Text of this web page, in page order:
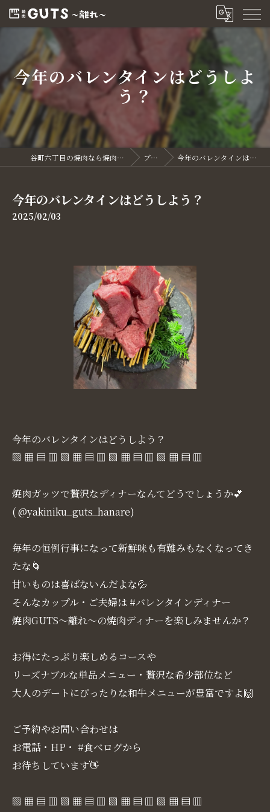
今年のバレンタインはどうしよ
う？
谷町六丁目の焼肉なら焼肉GUTS～離れ～ ブログ 今年のバレンタインはどうしよう？
今年のバレンタインはどうしよう？
2025/02/03
今年のバレンタインはどうしよう？
▧ ▦ ▤ ▥ ▧ ▦ ▤ ▥ ▧ ▦ ▤ ▥ ▧ ▦ ▤ ▥
焼肉ガッツで贅沢なディナーなんてどうでしょうか💕
( @yakiniku_guts_hanare)
毎年の恒例行事になって新鮮味も有難みもなくなってき
たな🌀
甘いものは喜ばないんだよな💦
そんなカップル・ご夫婦は #バレンタインディナー
焼肉GUTS～離れ～の焼肉ディナーを楽しみませんか？
お得にたっぷり楽しめるコースや
リーズナブルな単品メニュー・贅沢な希少部位など
大人のデートにぴったりな和牛メニューが豊富ですよ🙌
ご予約やお問い合わせは
お電話・HP・ #食べログから
お待ちしています👋
▧ ▦ ▤ ▥ ▧ ▦ ▤ ▥ ▧ ▦ ▤ ▥ ▧ ▦ ▤ ▥